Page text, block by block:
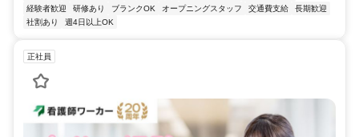
経験者歓迎
研修あり ブランクOK オープニングスタッフ 交通費支給
長期歓迎
社割あり
週4日以上OK
正社員